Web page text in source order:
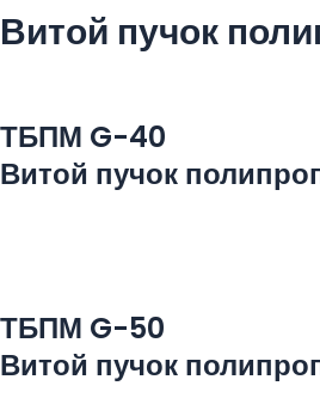
Витой пучок
ТБПМ G-40
Витой пучок
ТБПМ G-50
Витой пучок